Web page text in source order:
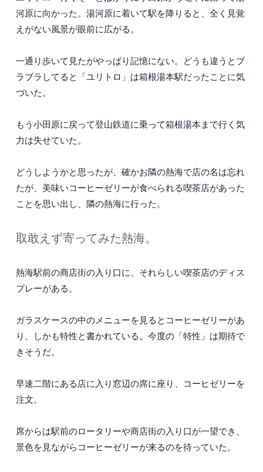
河原に向かった。湯河原に着いて駅を降りると、全く見覚
えがない風景が眼前に広がる。
一通り歩いて見たがやっぱり記憶にない。どうも違うとブ
ラブラしてると「ユリトロ」は箱根湯本駅だったことに気
づいた。
もう小田原に戻って登山鉄道に乗って箱根湯本まで行く気
力は失せていた。
どうしようかと思ったが、確かお隣の熱海で店の名は忘れ
たが、美味いコーヒーゼリーが食べられる喫茶店があった
ことを思い出し、隣の熱海に行った。
取敢えず寄ってみた熱海。
熱海駅前の商店街の入り口に、それらしい喫茶店のディス
プレーがある。
ガラスケースの中のメニューを見るとコーヒーゼリーがあ
り、しかも特性と書かれている。今度の「特性」は期待で
きそうだ。
早速二階にある店に入り窓辺の席に座り、コーヒゼリーを
注文。
席からは駅前のロータリーや商店街の入り口が一望でき、
景色を見ながらコーヒーゼリーが来るのを待っていた。